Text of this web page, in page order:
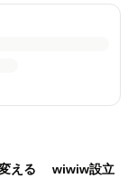
変える wiwiw設立